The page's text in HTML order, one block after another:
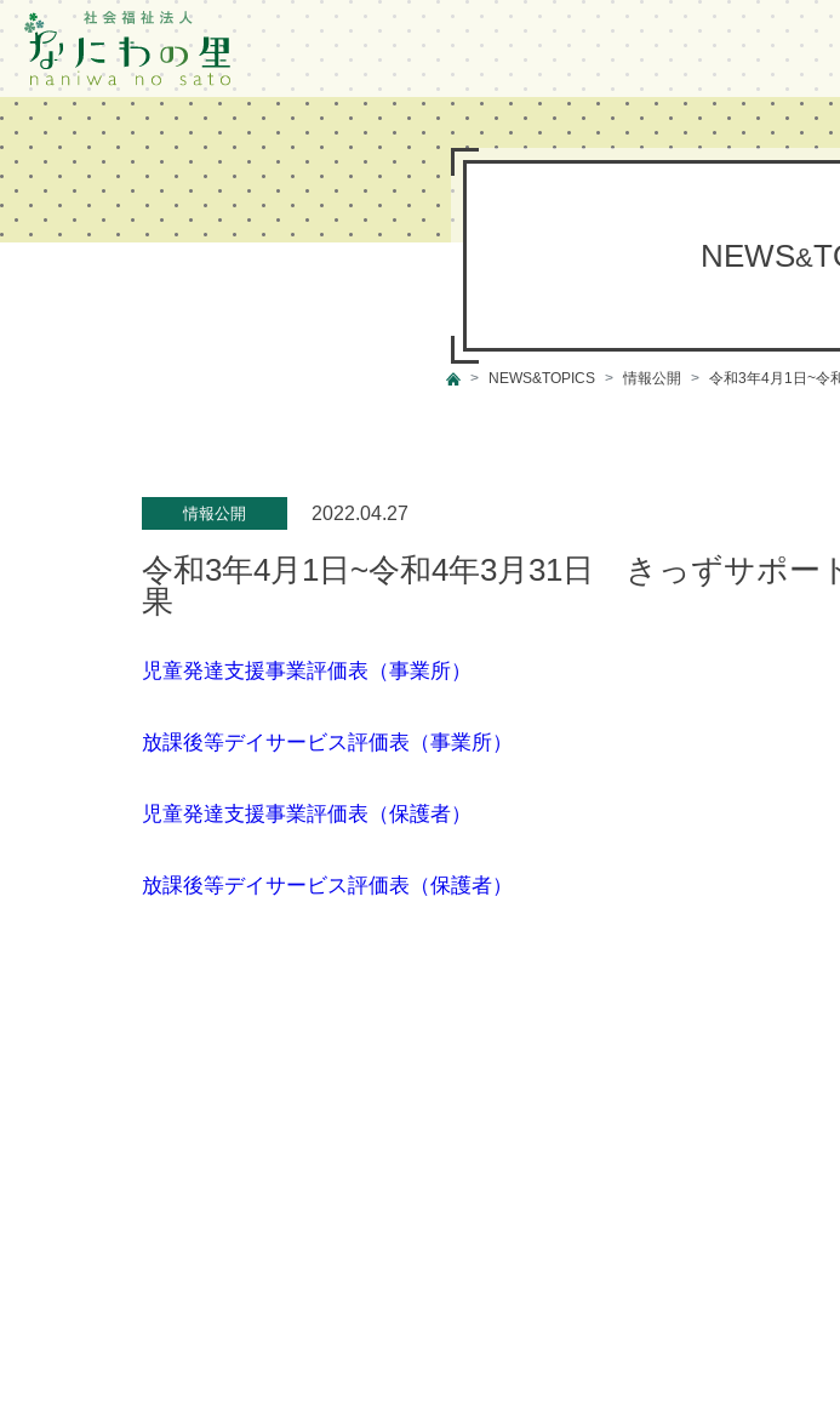
NEWS&
NEWS&TOPICS 情報公開 令和3年4月1日~
情報公開 2022.04.27
令和3年4月1日~令和4年3月31日 きっずサポ
果
児童発達支援事業評価表（事業所）
放課後等デイサービス評価表（事業所）
児童発達支援事業評価表（保護者）
放課後等デイサービス評価表（保護者）